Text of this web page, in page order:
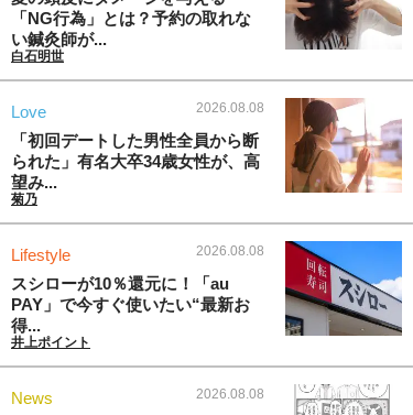
「NG行為」とは？予約の取れな
い鍼灸師が...
白石明世
Love 2026.08.08
「初回デートした男性全員から断
られた」有名大卒34歳女性が、高
望み...
菊乃
Lifestyle 2026.08.08
スシローが10％還元に！「au
PAY」で今すぐ使いたい“最新お
得...
井上ポイント
News 2026.08.08